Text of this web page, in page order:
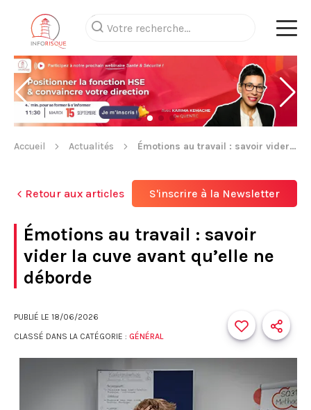
Accueil Actualités Émotions au travail : savoir vider la cuve avant qu’elle ne déborde
Retour aux articles S'inscrire à la Newsletter
Émotions au travail : savoir
vider la cuve avant qu’elle ne
déborde
PUBLIÉ LE 18/06/2026
CLASSÉ DANS LA CATÉGORIE : GÉNÉRAL